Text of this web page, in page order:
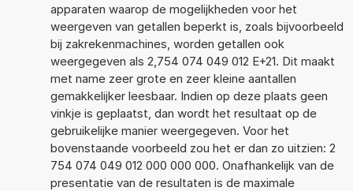
apparaten waarop de mogelijkheden voor het
weergeven van getallen beperkt is, zoals bijvoorbeeld
bij zakrekenmachines, worden getallen ook
weergegeven als 2,754 074 049 012 E+21. Dit maakt
met name zeer grote en zeer kleine aantallen
gemakkelijker leesbaar. Indien op deze plaats geen
vinkje is geplaatst, dan wordt het resultaat op de
gebruikelijke manier weergegeven. Voor het
bovenstaande voorbeeld zou het er dan zo uitzien: 2
754 074 049 012 000 000 000. Onafhankelijk van de
presentatie van de resultaten is de maximale